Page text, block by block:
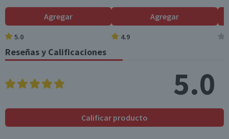
Agregar
5.0
Agregar
4.9
Reseñas y Calificaciones
5.0
Calificar producto